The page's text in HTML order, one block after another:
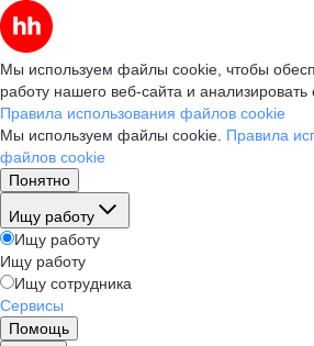
Мы используем файлы cookie, чтобы
работу нашего веб-сайта и анализировать
Правила использования файлов cookie
Мы используем файлы cookie. Правила
файлов cookie
Понятно
Ищу работу
Ищу работу
Ищу работу
Ищу сотрудника
Сервисы
Помощь